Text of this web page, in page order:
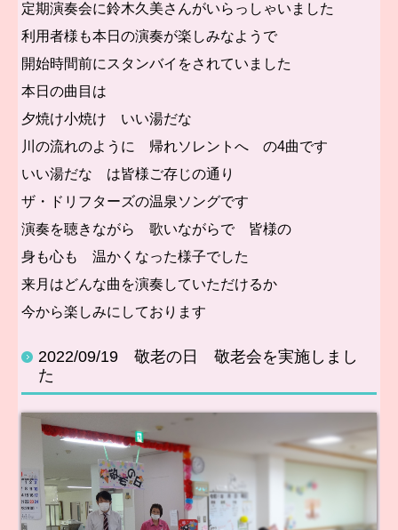
定期演奏会に鈴木久美さんがいらっしゃいました
利用者様も本日の演奏が楽しみなようで
開始時間前にスタンバイをされていました
本日の曲目は
夕焼け小焼け いい湯だな
川の流れのように 帰れソレントへ の4曲です
いい湯だな は皆様ご存じの通り
ザ・ドリフターズの温泉ソングです
演奏を聴きながら 歌いながらで 皆様の
身も心も 温かくなった様子でした
来月はどんな曲を演奏していただけるか
今から楽しみにしております
2022/09/19 敬老の日 敬老会を実施しまし
た